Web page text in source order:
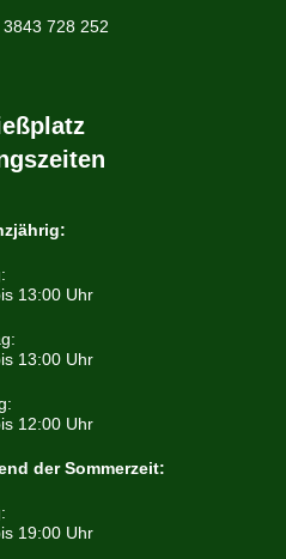
3843 728 252
13:00 Uhr
13:00 Uhr
12:00 Uhr
der Sommerzeit:
19:00 Uhr